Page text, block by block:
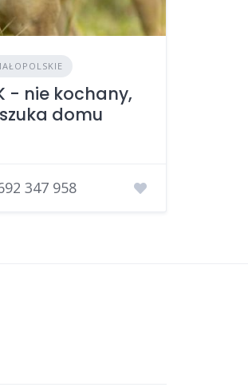
- nie kochany,
domu
347 958